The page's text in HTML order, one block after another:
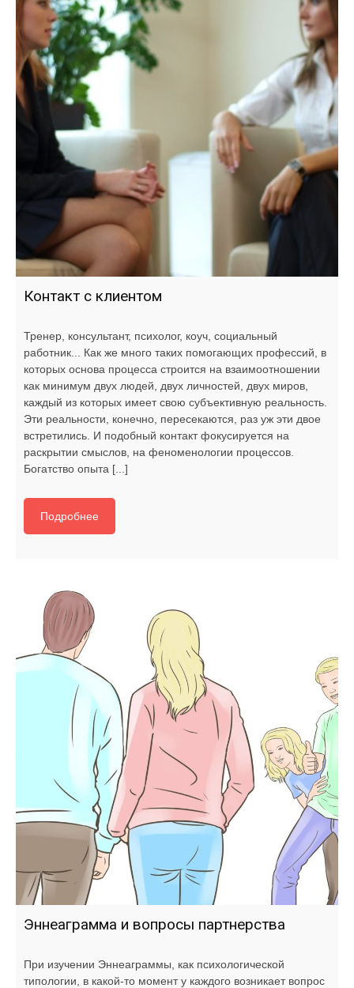
Контакт с клиентом
Тренер, консультант, психолог, коуч, социальный
работник... Как же много таких помогающих профессий, в
которых основа процесса строится на взаимоотношении
как минимум двух людей, двух личностей, двух миров,
каждый из которых имеет свою субъективную реальность.
Эти реальности, конечно, пересекаются, раз уж эти двое
встретились. И подобный контакт фокусируется на
раскрытии смыслов, на феноменологии процессов.
Богатство опыта [...]
Подробнее
Эннеаграмма и вопросы партнерства
При изучении Эннеаграммы, как психологической
типологии, в какой-то момент у каждого возникает вопрос